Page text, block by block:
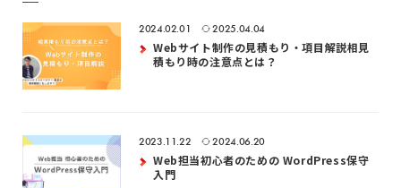
2024.02.01 2025.04.04
Webサイト制作の見積もり・項目解説相見
積もり時の注意点とは？
2023.11.22 2024.06.20
Web担当初心者のための WordPress保守
入門